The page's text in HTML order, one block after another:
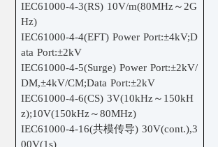
IEC61000-4-3(RS) 10V/m(80MHz～2G
Hz)
IEC61000-4-4(EFT) Power Port:±4kV;D
ata Port:±2kV
IEC61000-4-5(Surge) Power Port:±2kV/
DM,±4kV/CM;Data Port:±2kV
IEC61000-4-6(CS) 3V(10kHz～150kH
z);10V(150kHz～80MHz)
IEC61000-4-16(共模传导) 30V(cont.),3
00V(1s)